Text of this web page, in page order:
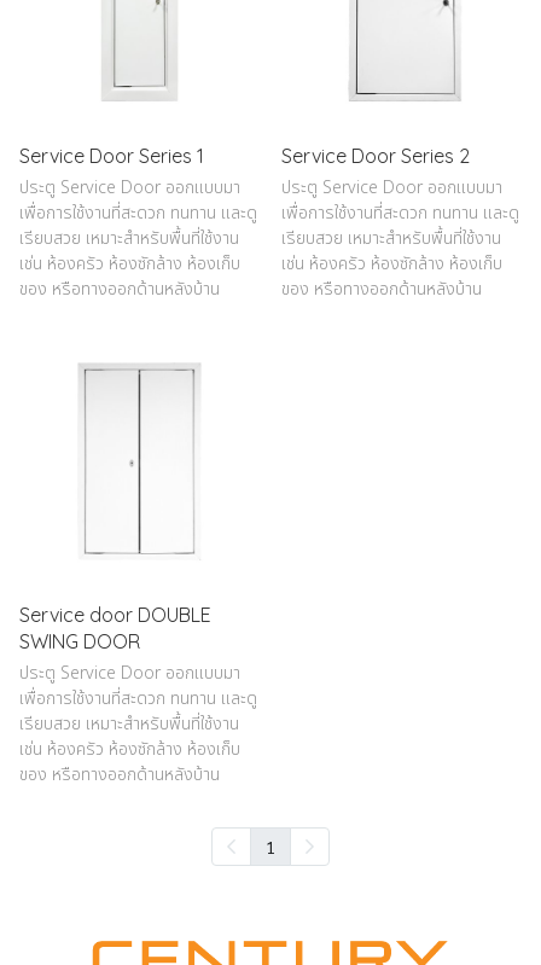
Service Door Series 1
ประตู Service Door ออกแบบมา
เพื่อการใช้งานที่สะดวก ทนทาน และดู
เรียบสวย เหมาะสำหรับพื้นที่ใช้งาน
เช่น ห้องครัว ห้องซักล้าง ห้องเก็บ
ของ หรือทางออกด้านหลังบ้าน
Service Door Series 2
ประตู Service Door ออกแบบมา
เพื่อการใช้งานที่สะดวก ทนทาน และดู
เรียบสวย เหมาะสำหรับพื้นที่ใช้งาน
เช่น ห้องครัว ห้องซักล้าง ห้องเก็บ
ของ หรือทางออกด้านหลังบ้าน
Service door DOUBLE
SWING DOOR
ประตู Service Door ออกแบบมา
เพื่อการใช้งานที่สะดวก ทนทาน และดู
เรียบสวย เหมาะสำหรับพื้นที่ใช้งาน
เช่น ห้องครัว ห้องซักล้าง ห้องเก็บ
ของ หรือทางออกด้านหลังบ้าน
1